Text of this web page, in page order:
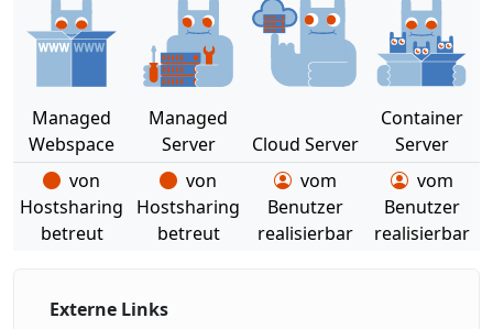
Managed
Webspace
Managed
Server
Cloud Server
Container
Server
von
Hostsharing
betreut
von
Hostsharing
betreut
vom
Benutzer
realisierbar
vom
Benutzer
realisierbar
Externe Links